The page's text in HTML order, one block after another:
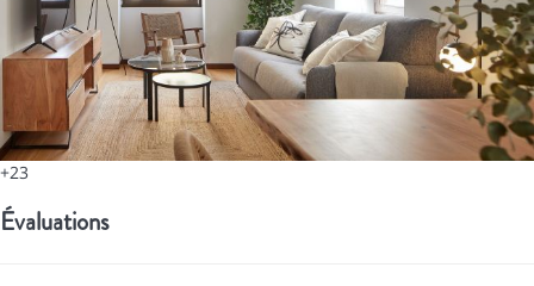
+23
Évaluations